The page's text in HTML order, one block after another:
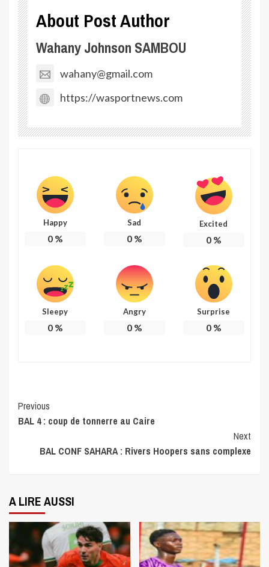
About Post Author
Wahany Johnson SAMBOU
wahany@gmail.com
https://wasportnews.com
Happy
0%
Sad
0%
Excited
0%
Sleepy
0%
Angry
0%
Surprise
0%
Continue
Reading
Previous
BAL 4 : coup de tonnerre au Caire
Next
BAL CONF SAHARA : Rivers Hoopers sans complexe
A LIRE AUSSI